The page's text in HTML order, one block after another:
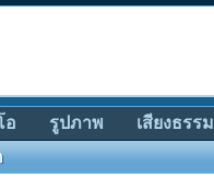
อ รูปภาพ เสียงธรรม